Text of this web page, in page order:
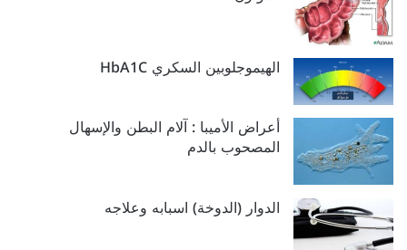
الهيموجلوبين السكري HbA1C
أعراض الأميبا : آلام البطن والإسهال
المصحوب بالدم
الدوار (الدوخة) اسبابه وعلاجه